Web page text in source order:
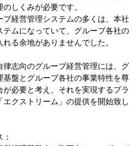
しくみが必要です。
プ経営管理システムの多くは、本社
テムになっていて、グループ各社の
る余地がありませんでした。
律志向のグループ経営管理には、グ
基盤とグループ各社の事業特性を尊
必要と考え、それを実現するプラ
エクストリーム」の提供を開始致し